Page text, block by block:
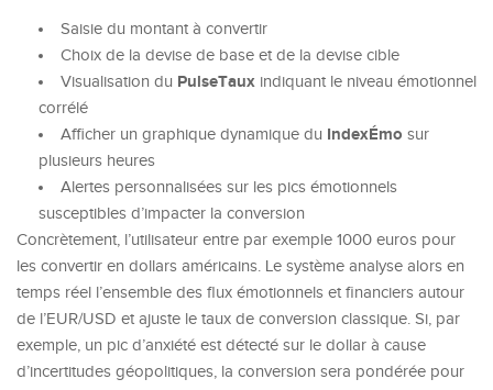
Saisie du montant à convertir
Choix de la devise de base et de la devise cible
Visualisation du PulseTaux indiquant le niveau émotionnel
corrélé
Afficher un graphique dynamique du IndexÉmo sur
plusieurs heures
Alertes personnalisées sur les pics émotionnels
susceptibles d’impacter la conversion
Concrètement, l’utilisateur entre par exemple 1000 euros pour
les convertir en dollars américains. Le système analyse alors en
temps réel l’ensemble des flux émotionnels et financiers autour
de l’EUR/USD et ajuste le taux de conversion classique. Si, par
exemple, un pic d’anxiété est détecté sur le dollar à cause
d’incertitudes géopolitiques, la conversion sera pondérée pour